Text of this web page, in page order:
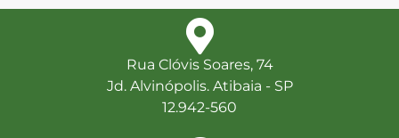
Rua Clóvis Soares, 74
Jd. Alvinópolis. Atibaia - SP
12.942-560